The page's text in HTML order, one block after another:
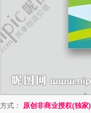
方式： 原创非商业授权(独家)